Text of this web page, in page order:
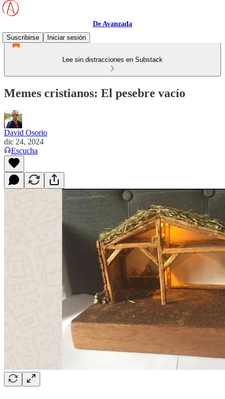
De Avanzada
Suscribirse
Iniciar sesión
Lee sin distracciones en Substack
Memes cristianos: El pesebre vacío
David Osorio
dic 24, 2024
Escucha